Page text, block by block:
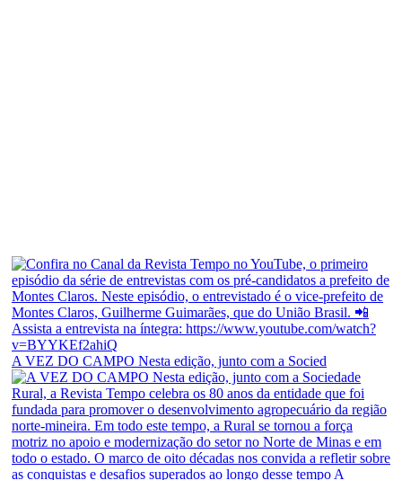
A VEZ DO CAMPO Nesta edição, junto com a Socied